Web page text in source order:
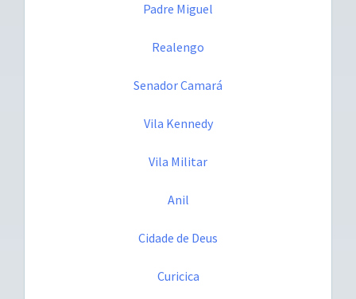
Padre Miguel
Realengo
Senador Camará
Vila Kennedy
Vila Militar
Anil
Cidade de Deus
Curicica